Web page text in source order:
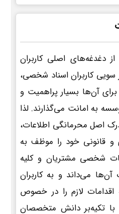
دغدغه‌های اصلی کاربران
سویی کاربران اسناد شخصی،
آن‌ها بسیار پراهمیت و
به امانت می‌گذارند. لذا
اصل محرمانگی اطلاعات،
و قانونی خود را موظف به
شخصی مشتریان و کلیه
آن‌ها می‌داند و به کاربران
لازم را در خصوص
با تکیه‌بر دانش متخصصان